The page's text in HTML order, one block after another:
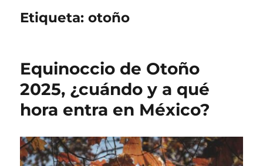
Etiqueta:otoño
Equinoccio de Otoño
2025, ¿cuándo y a qué
hora entra en México?